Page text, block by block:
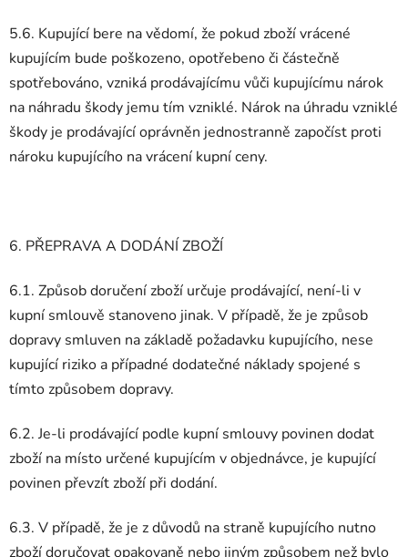
5.6. Kupující bere na vědomí, že pokud zboží vrácené
kupujícím bude poškozeno, opotřebeno či částečně
spotřebováno, vzniká prodávajícímu vůči kupujícímu nárok
na náhradu škody jemu tím vzniklé. Nárok na úhradu vzniklé
škody je prodávající oprávněn jednostranně započíst proti
nároku kupujícího na vrácení kupní ceny.
6. PŘEPRAVA A DODÁNÍ ZBOŽÍ
6.1. Způsob doručení zboží určuje prodávající, není-li v
kupní smlouvě stanoveno jinak. V případě, že je způsob
dopravy smluven na základě požadavku kupujícího, nese
kupující riziko a případné dodatečné náklady spojené s
tímto způsobem dopravy.
6.2. Je-li prodávající podle kupní smlouvy povinen dodat
zboží na místo určené kupujícím v objednávce, je kupující
povinen převzít zboží při dodání.
6.3. V případě, že je z důvodů na straně kupujícího nutno
zboží doručovat opakovaně nebo jiným způsobem než bylo